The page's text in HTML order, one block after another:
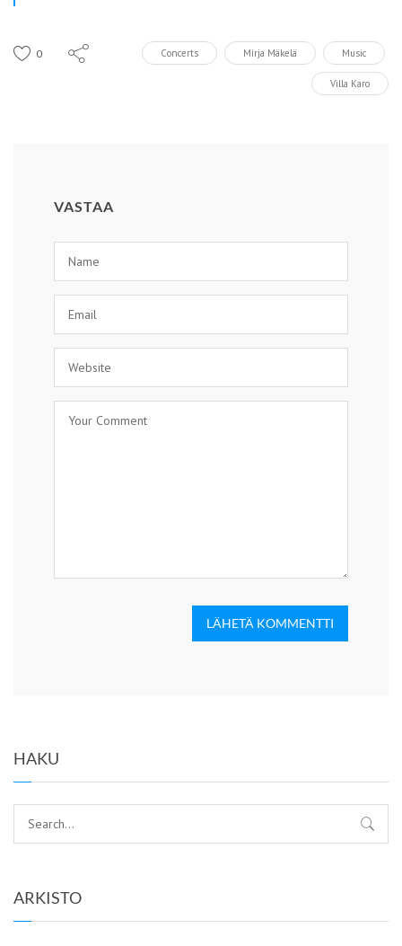
0 Concerts Mirja Mäkelä Music
Villa Karo
VASTAA
LÄHETÄ KOMMENTTI
HAKU
ARKISTO